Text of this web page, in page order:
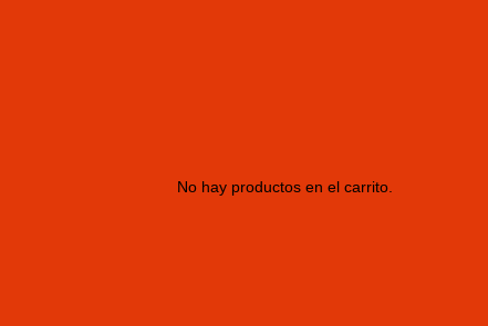
No hay productos en el carrito.